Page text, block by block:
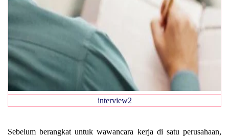
interview2
Sebelum berangkat untuk wawancara kerja di satu perusahaan,